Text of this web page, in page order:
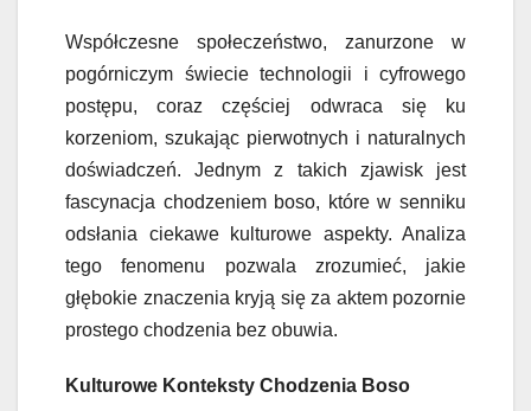
Współczesne społeczeństwo, zanurzone w
pogórniczym świecie technologii i cyfrowego
postępu, coraz częściej odwraca się ku
korzeniom, szukając pierwotnych i naturalnych
doświadczeń. Jednym z takich zjawisk jest
fascynacja chodzeniem boso, które w senniku
odsłania ciekawe kulturowe aspekty. Analiza
tego fenomenu pozwala zrozumieć, jakie
głębokie znaczenia kryją się za aktem pozornie
prostego chodzenia bez obuwia.
Kulturowe Konteksty Chodzenia Boso